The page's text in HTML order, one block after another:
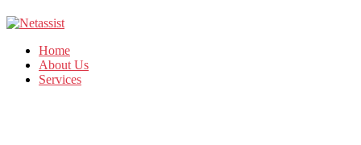
Home
About Us
Services